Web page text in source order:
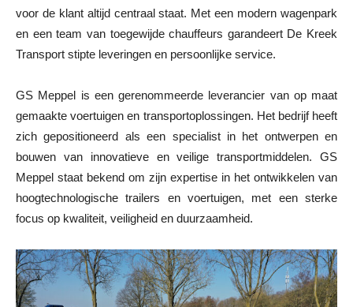
voor de klant altijd centraal staat. Met een modern wagenpark
en een team van toegewijde chauffeurs garandeert De Kreek
Transport stipte leveringen en persoonlijke service.
GS Meppel is een gerenommeerde leverancier van op maat
gemaakte voertuigen en transportoplossingen. Het bedrijf heeft
zich gepositioneerd als een specialist in het ontwerpen en
bouwen van innovatieve en veilige transportmiddelen. GS
Meppel staat bekend om zijn expertise in het ontwikkelen van
hoogtechnologische trailers en voertuigen, met een sterke
focus op kwaliteit, veiligheid en duurzaamheid.